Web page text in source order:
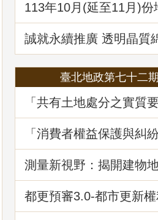
113年10⽉(延至11月)份
堂預告-「不動產信託實
析」
誠就永續推廣 透明晶質
臺北地政第七十二期
「共有土地處分之實質
程序要件－以土地法第
執行要點修正為中心」
堂回顧
「消費者權益保護與糾
—消費爭議案例分享」
堂回顧
測量新視野：揭開建物
繪資料的面紗
都更預審3.0-都市更新
登記預先審查制度